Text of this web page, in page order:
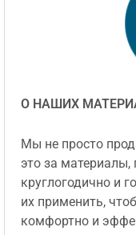
О НАШИХ
Мы не просто
это за
круглогодично и
их применить,
комфортно и